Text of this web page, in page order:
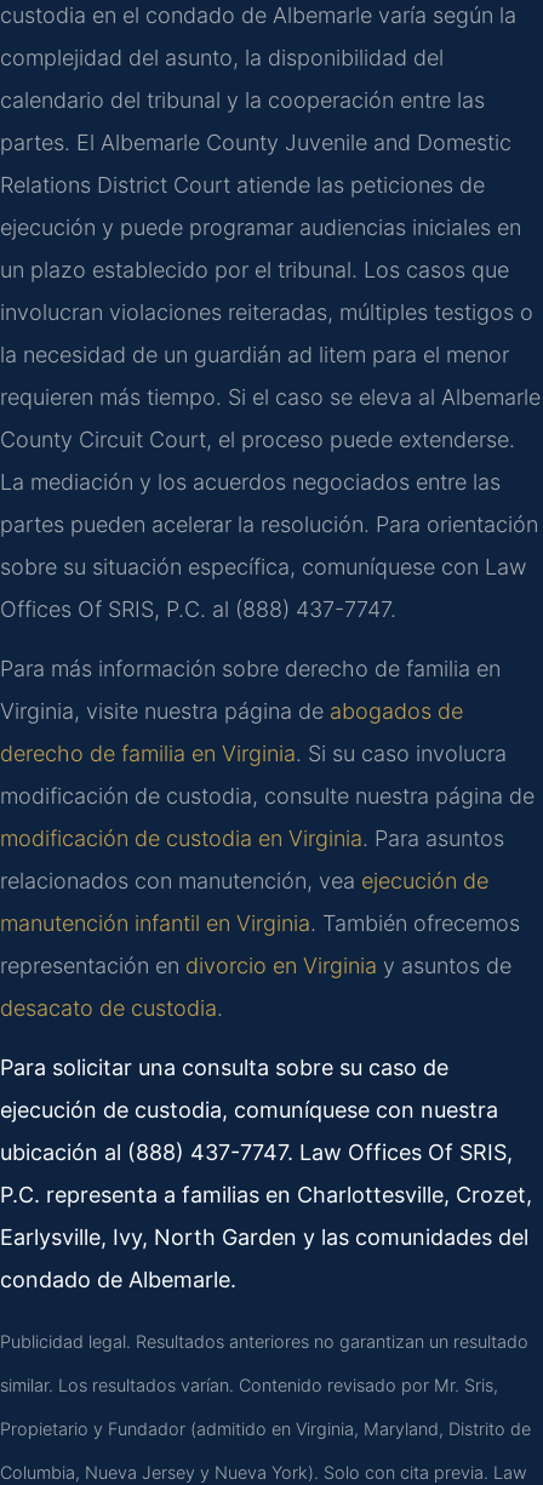
custodia en el condado de Albemarle varía según la
complejidad del asunto, la disponibilidad del
calendario del tribunal y la cooperación entre las
partes. El Albemarle County Juvenile and Domestic
Relations District Court atiende las peticiones de
ejecución y puede programar audiencias iniciales en
un plazo establecido por el tribunal. Los casos que
involucran violaciones reiteradas, múltiples testigos o
la necesidad de un guardián ad litem para el menor
requieren más tiempo. Si el caso se eleva al Albemarle
County Circuit Court, el proceso puede extenderse.
La mediación y los acuerdos negociados entre las
partes pueden acelerar la resolución. Para orientación
sobre su situación específica, comuníquese con Law
Offices Of SRIS, P.C. al (888) 437-7747.
Para más información sobre derecho de familia en
Virginia, visite nuestra página de abogados de
derecho de familia en Virginia. Si su caso involucra
modificación de custodia, consulte nuestra página de
modificación de custodia en Virginia. Para asuntos
relacionados con manutención, vea ejecución de
manutención infantil en Virginia. También ofrecemos
representación en divorcio en Virginia y asuntos de
desacato de custodia.
Para solicitar una consulta sobre su caso de
ejecución de custodia, comuníquese con nuestra
ubicación al (888) 437-7747. Law Offices Of SRIS,
P.C. representa a familias en Charlottesville, Crozet,
Earlysville, Ivy, North Garden y las comunidades del
condado de Albemarle.
Publicidad legal. Resultados anteriores no garantizan un resultado
similar. Los resultados varían. Contenido revisado por Mr. Sris,
Propietario y Fundador (admitido en Virginia, Maryland, Distrito de
Columbia, Nueva Jersey y Nueva York). Solo con cita previa. Law